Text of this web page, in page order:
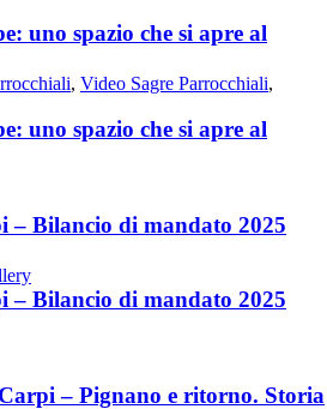
uno spazio che si apre al
, Video Sagre Parrocchiali,
uno spazio che si apre al
– Bilancio di mandato 2025
– Bilancio di mandato 2025
– Pignano e ritorno. Storia